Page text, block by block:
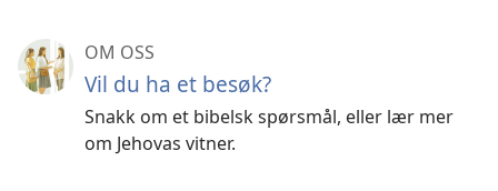
OM OSS
Vil du ha et besøk?
Snakk om et bibelsk spørsmål, eller lær mer
om Jehovas vitner.